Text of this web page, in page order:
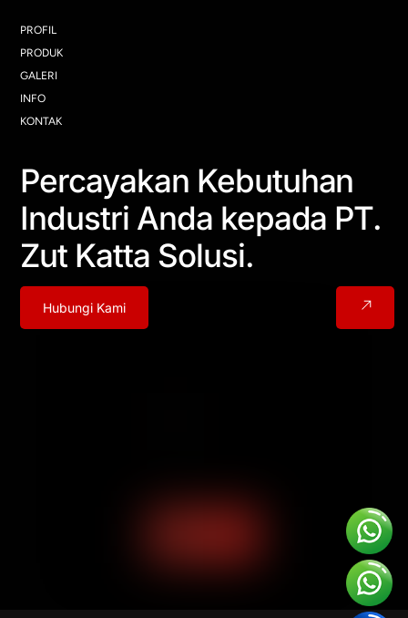
PROFIL
PRODUK
GALERI
INFO
KONTAK
Percayakan Kebutuhan
Industri Anda kepada PT.
Zut Katta Solusi.
Hubungi Kami